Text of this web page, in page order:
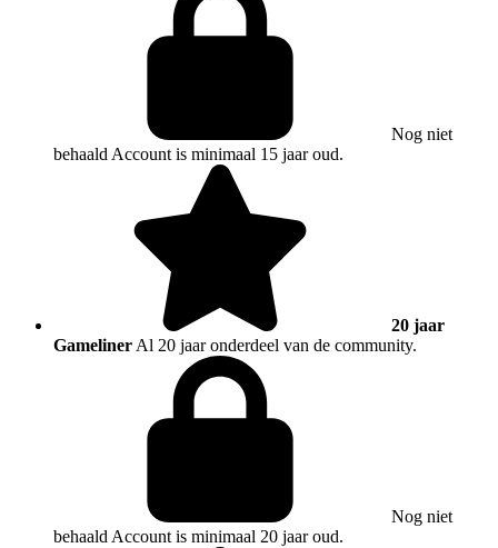
Nog niet
behaald Account is minimaal 15 jaar oud.
20 jaar
Gameliner Al 20 jaar onderdeel van de community.
Nog niet
behaald Account is minimaal 20 jaar oud.